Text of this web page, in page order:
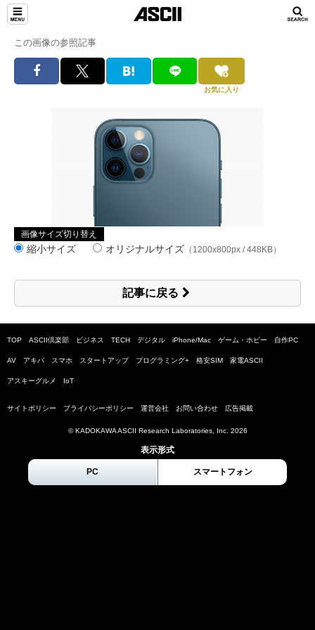
この画像の参照記事
お気に入り
画像サイズ切り替え
縮小サイズ オリジナルサイズ （1200x800px / 448KB）
記事に戻る
TOP ASCII倶楽部 ビジネス TECH デジタル iPhone/Mac ゲーム・ホビー 自作PC
AV アキバ スマホ スタートアップ プログラミング+ 格安SIM 家電ASCII
アスキーグルメ IoT
サイトポリシー プライバシーポリシー 運営会社 お問い合わせ 広告掲載
© KADOKAWA ASCII Research Laboratories, Inc. 2026
表示形式
PC スマートフォン